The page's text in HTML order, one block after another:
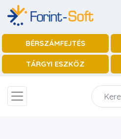
BÉRSZÁMFEJTÉS
TÁRGYI ESZKÖZ